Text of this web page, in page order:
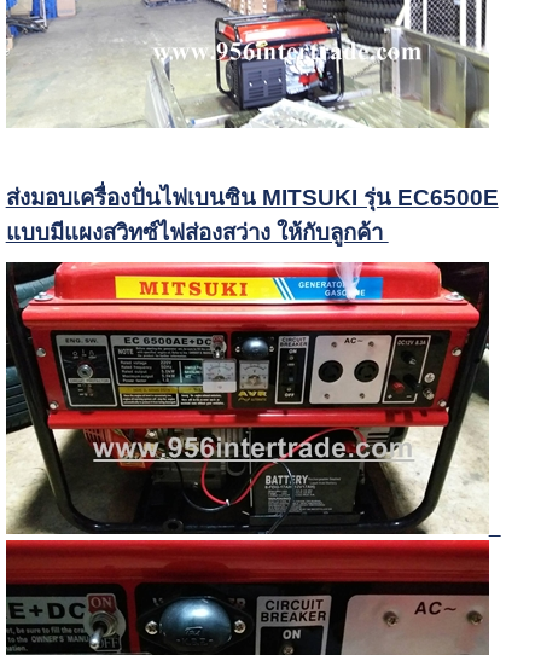
ส่งมอบเครื่องปั่นไฟเบนซิน MITSUKI รุ่น EC6500E
แบบมีแผงสวิทซ์ไฟส่องสว่าง ให้กับลูกค้า